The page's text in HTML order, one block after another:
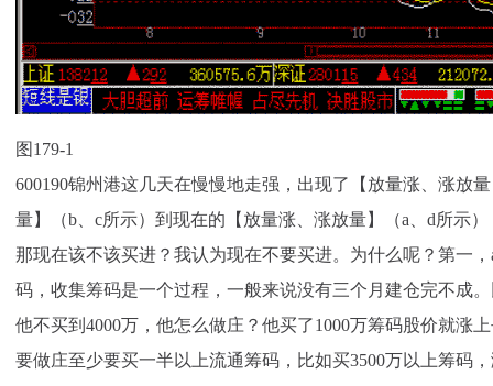
图179-1
600190锦州港这几天在慢慢地走强，出现了【放量涨、涨放
量】（b、c所示）到现在的【放量涨、涨放量】（a、d所示
那现在该不该买进？我认为现在不要买进。为什么呢？第一
码，收集筹码是一个过程，一般来说没有三个月建仓完不成
他不买到4000万，他怎么做庄？他买了1000万筹码股价就涨
要做庄至少要买一半以上流通筹码，比如买3500万以上筹码